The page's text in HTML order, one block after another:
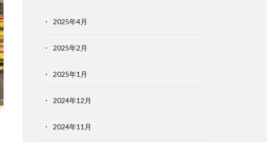
2025年4月
2025年2月
2025年1月
2024年12月
2024年11月